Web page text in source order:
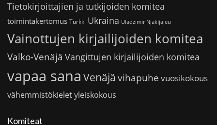
Tietokirjoittajien ja tutkijoiden komitea
toimintakertomus Turkki Ukraina Uladzimir Njakljajeu
Vainottujen kirjailijoiden komitea
Valko-Venäjä Vangittujen kirjailijoiden komitea
vapaa sana Venäjä vihapuhe vuosikokous
vähemmistökieletyleiskokous
Komiteat